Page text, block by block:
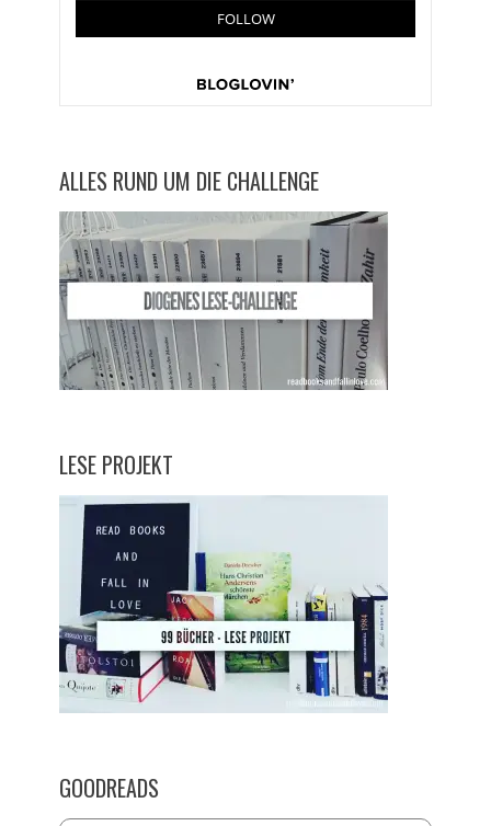
ALLES RUND UM DIE CHALLENGE
LESE PROJEKT
GOODREADS